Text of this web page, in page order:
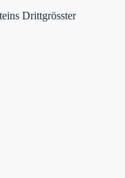
Drittgrösster